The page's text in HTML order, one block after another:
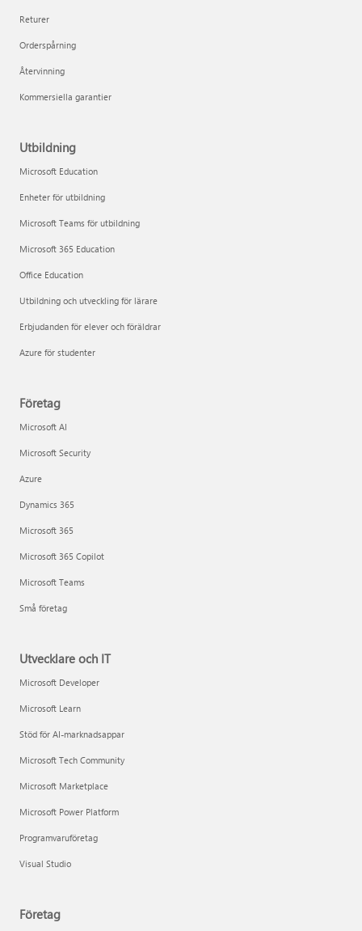
Returer
Orderspårning
Återvinning
Kommersiella garantier
Utbildning
Microsoft Education
Enheter för utbildning
Microsoft Teams för utbildning
Microsoft 365 Education
Office Education
Utbildning och utveckling för lärare
Erbjudanden för elever och föräldrar
Azure för studenter
Företag
Microsoft AI
Microsoft Security
Azure
Dynamics 365
Microsoft 365
Microsoft 365 Copilot
Microsoft Teams
Små företag
Utvecklare och IT
Microsoft Developer
Microsoft Learn
Stöd för AI-marknadsappar
Microsoft Tech Community
Microsoft Marketplace
Microsoft Power Platform
Programvaruföretag
Visual Studio
Företag